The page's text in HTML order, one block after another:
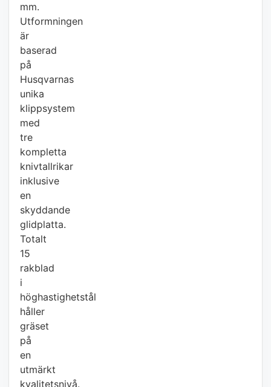
mm.
Utformningen
är
baserad
på
Husqvarnas
unika
klippsystem
med
tre
kompletta
knivtallrikar
inklusive
en
skyddande
glidplatta.
Totalt
15
rakblad
i
höghastighetstål
håller
gräset
på
en
utmärkt
kvalitetsnivå.